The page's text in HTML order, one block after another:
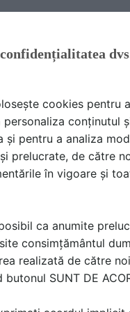
si tu la protejarea
unor
reprezinta o idee
sa nu uitam
sa iti organizezi
acesta.
da seama ca ai
mediul inconjurator!
te din plin de
sa ai parte de
sa verifici
avantajos pentru toti!
niciun minut in plus!
cookies pentru
conținutul
pentru a analiza
prelucrate, de către
în vigoare și
ca anumite
consimțământul
realizată de către
SUNT DE